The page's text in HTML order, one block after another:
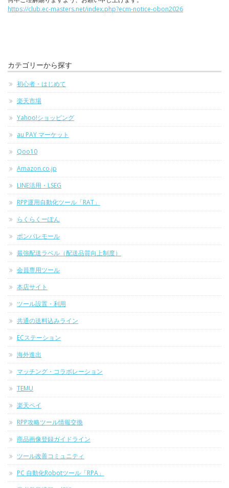
https://club.ec-masters.net/index.php?ecm-notice-obon2026
カテゴリーから探す
初心者・はじめて
楽天市場
Yahoo!ショッピング
au PAY マーケット
Qoo10
Amazon.co.jp
LINE活用・LSEG
RPP運用自動化ツール「RAT」
らくらくーぽん
ポンパレモール
最強配送ラベル（配送品質向上制度）
会員専用ツール
本店サイト
ツール設置・利用
共通の送料込みライン
ECステーション
海外進出
マッチング・コラボレーション
TEMU
楽天ペイ
RPP攻略ツール情報交換
商品画像登録ガイドライン
ツール改善コミュニティ
PC 自動化Robotツール「RPA」